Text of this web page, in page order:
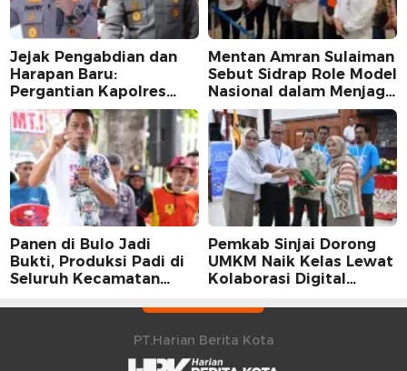
Jejak Pengabdian dan
Harapan Baru:
Pergantian Kapolres
Sidrap dalam Perspektif
Karier Dua Perwira
Mentan Amran Sulaiman
Sebut Sidrap Role Model
Nasional dalam Menjaga
Stabilitas Harga Telur
Panen di Bulo Jadi
Bukti, Produksi Padi di
Seluruh Kecamatan
Peningkatan
Pemkab Sinjai Dorong
UMKM Naik Kelas Lewat
Kolaborasi Digital
PT.Harian Berita Kota